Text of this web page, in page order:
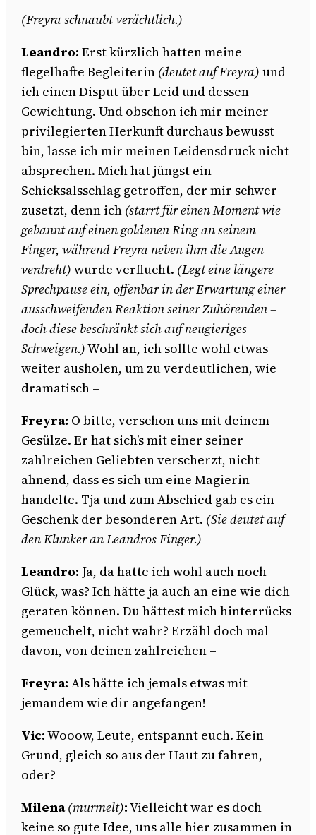
(Freyra schnaubt verächtlich.)
Leandro: Erst kürzlich hatten meine
flegelhafte Begleiterin (deutet auf Freyra) und
ich einen Disput über Leid und dessen
Gewichtung. Und obschon ich mir meiner
privilegierten Herkunft durchaus bewusst
bin, lasse ich mir meinen Leidensdruck nicht
absprechen. Mich hat jüngst ein
Schicksalsschlag getroffen, der mir schwer
zusetzt, denn ich (starrt für einen Moment wie
gebannt auf einen goldenen Ring an seinem
Finger, während Freyra neben ihm die Augen
verdreht)wurde verflucht. (Legt eine längere
Sprechpause ein, offenbar in der Erwartung einer
ausschweifenden Reaktion seiner Zuhörenden –
doch diese beschränkt sich auf neugieriges
Schweigen.)Wohl an, ich sollte wohl etwas
weiter ausholen, um zu verdeutlichen, wie
dramatisch –
Freyra: O bitte, verschon uns mit deinem
Gesülze. Er hat sich’s mit einer seiner
zahlreichen Geliebten verscherzt, nicht
ahnend, dass es sich um eine Magierin
handelte. Tja und zum Abschied gab es ein
Geschenk der besonderen Art. (Sie deutet auf
den Klunker an Leandros Finger.)
Leandro: Ja, da hatte ich wohl auch noch
Glück, was? Ich hätte ja auch an eine wie dich
geraten können. Du hättest mich hinterrücks
gemeuchelt, nicht wahr? Erzähl doch mal
davon, von deinen zahlreichen –
Freyra:Als hätte ich jemals etwas mit
jemandem wie dir angefangen!
Vic:Wooow, Leute, entspannt euch. Kein
Grund, gleich so aus der Haut zu fahren,
oder?
Milena(murmelt):Vielleicht war es doch
keine so gute Idee, uns alle hier zusammen in